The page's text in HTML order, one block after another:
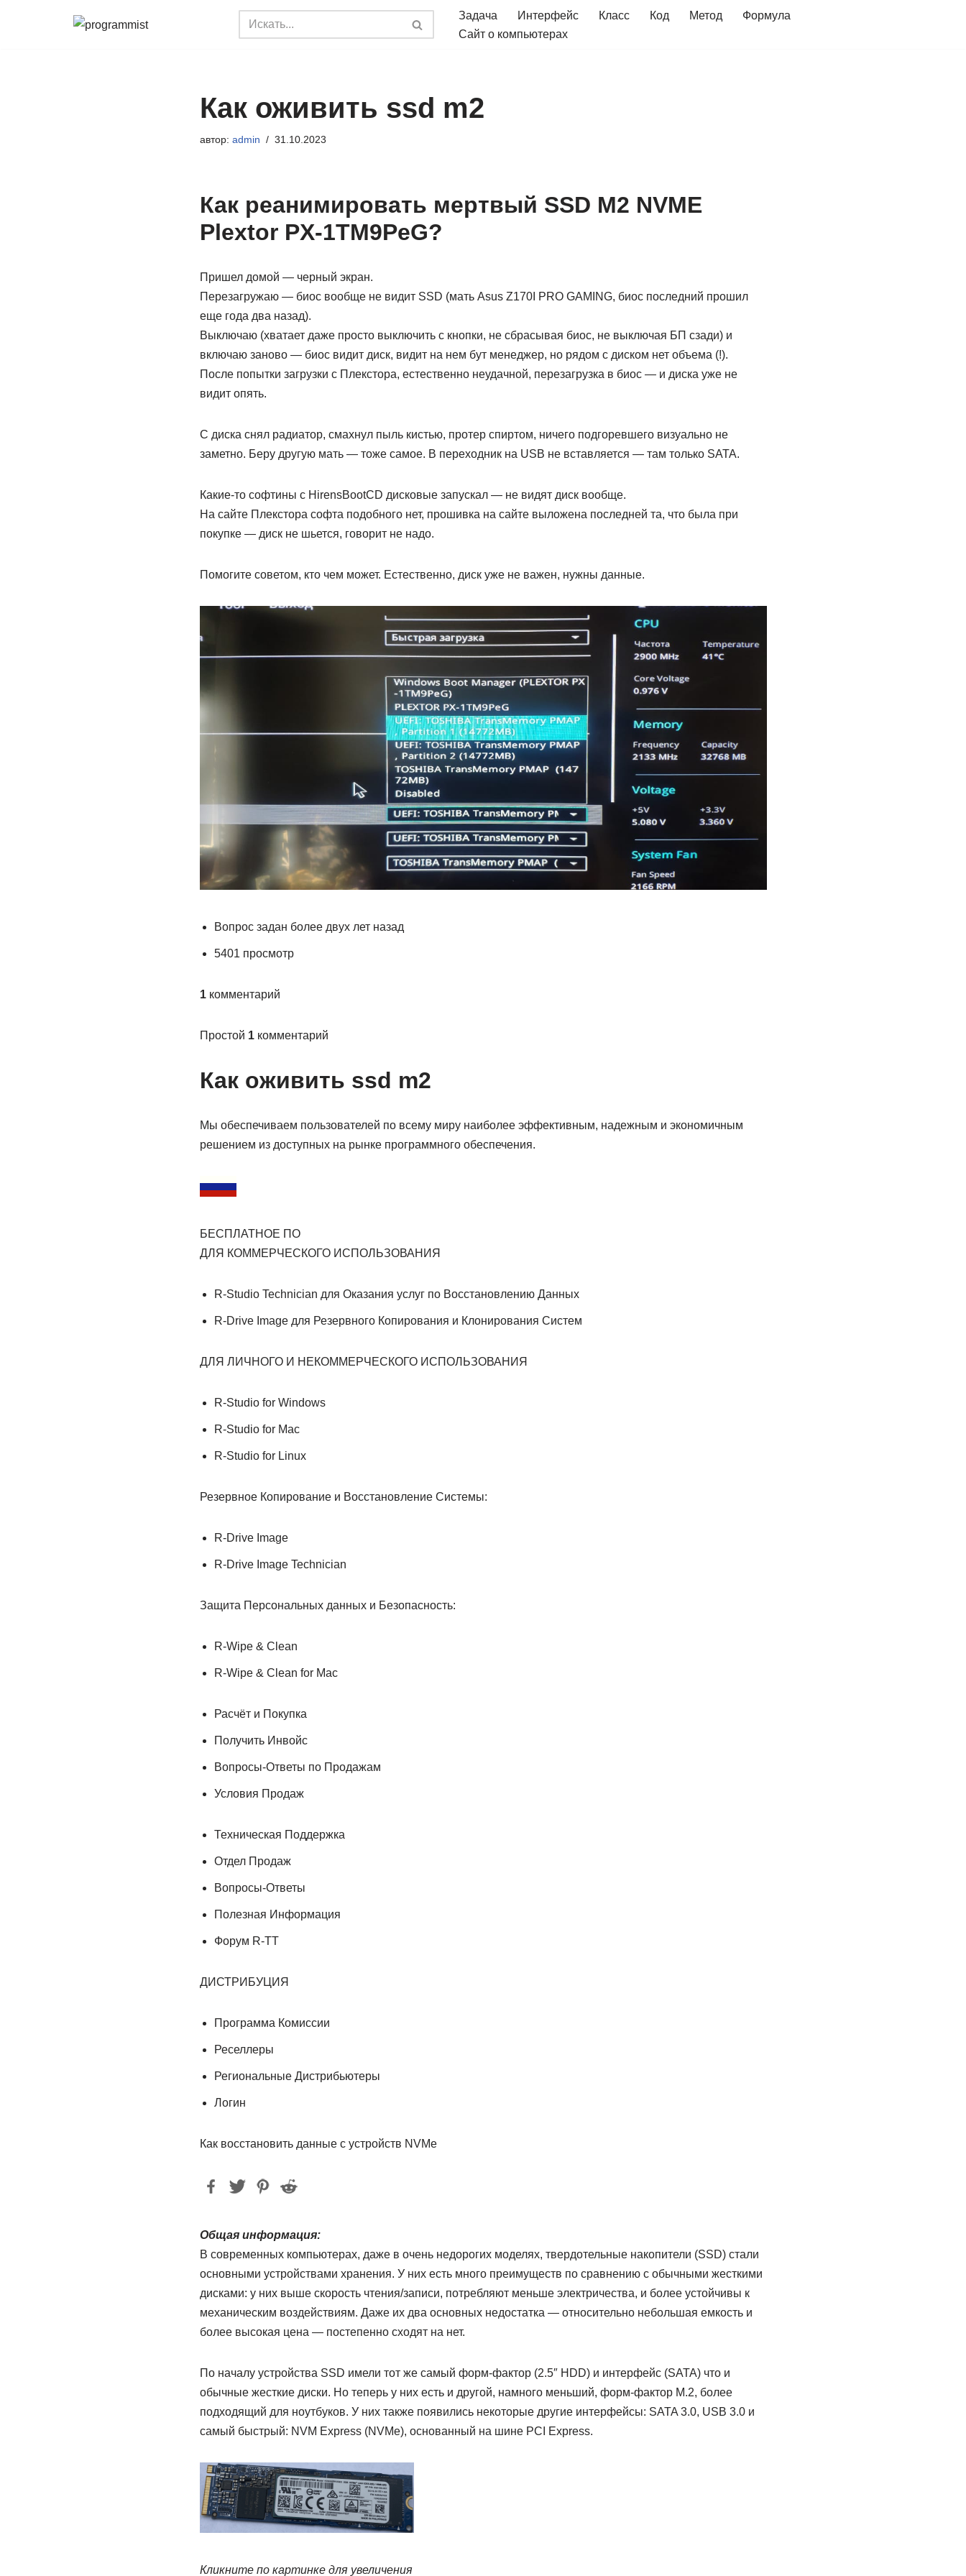
Задача Интерфейс Класс Код Метод
Формула
Сайт о компьютерах
Как оживить ssd m2
автор: admin 31.10.2023
Как реанимировать мертвый SSD M2 NVME
Plextor PX-1TM9PeG?
Пришел домой — черный экран.
Перезагружаю — биос вообще не видит SSD (мать Asus Z170I PRO GAMING, биос последний прошил
еще года два назад).
Выключаю (хватает даже просто выключить с кнопки, не сбрасывая биос, не выключая БП сзади) и
включаю заново — биос видит диск, видит на нем бут менеджер, но рядом с диском нет объема (!).
После попытки загрузки с Плекстора, естественно неудачной, перезагрузка в биос — и диска уже не
видит опять.
С диска снял радиатор, смахнул пыль кистью, протер спиртом, ничего подгоревшего визуально не
заметно. Беру другую мать — тоже самое. В переходник на USB не вставляется — там только SATA.
Какие-то софтины с HirensBootCD дисковые запускал — не видят диск вообще.
На сайте Плекстора софта подобного нет, прошивка на сайте выложена последней та, что была при
покупке — диск не шьется, говорит не надо.
Помогите советом, кто чем может. Естественно, диск уже не важен, нужны данные.
Вопрос задан более двух лет назад
5401 просмотр
1комментарий
Простой 1комментарий
Как оживить ssd m2
Мы обеспечиваем пользователей по всему миру наиболее эффективным, надежным и экономичным
решением из доступных на рынке программного обеспечения.
БЕСПЛАТНОЕ ПО
ДЛЯ КОММЕРЧЕСКОГО ИСПОЛЬЗОВАНИЯ
R-Studio Technician для Оказания услуг по Восстановлению Данных
R-Drive Image для Резервного Копирования и Клонирования Систем
ДЛЯ ЛИЧНОГО И НЕКОММЕРЧЕСКОГО ИСПОЛЬЗОВАНИЯ
R-Studio for Windows
R-Studio for Mac
R-Studio for Linux
Резервное Копирование и Восстановление Системы:
R-Drive Image
R-Drive Image Technician
Защита Персональных данных и Безопасность:
R-Wipe & Clean
R-Wipe & Clean for Mac
Расчёт и Покупка
Получить Инвойс
Вопросы-Ответы по Продажам
Условия Продаж
Техническая Поддержка
Отдел Продаж
Вопросы-Ответы
Полезная Информация
Форум R-TT
ДИСТРИБУЦИЯ
Программа Комиссии
Реселлеры
Региональные Дистрибьютеры
Логин
Как восстановить данные с устройств NVMe
Общая информация:
В современных компьютерах, даже в очень недорогих моделях, твердотельные накопители (SSD) стали
основными устройствами хранения. У них есть много преимуществ по сравнению с обычными жесткими
дисками: у них выше скорость чтения/записи, потребляют меньше электричества, и более устойчивы к
механическим воздействиям. Даже их два основных недостатка — относительно небольшая емкость и
более высокая цена — постепенно сходят на нет.
По началу устройства SSD имели тот же самый форм-фактор (2.5″ HDD) и интерфейс (SATA) что и
обычные жесткие диски. Но теперь у них есть и другой, намного меньший, форм-фактор M.2, более
подходящий для ноутбуков. У них также появились некоторые другие интерфейсы: SATA 3.0, USB 3.0 и
самый быстрый: NVM Express (NVMe), основанный на шине PCI Express.
Кликните по картинке для увеличения